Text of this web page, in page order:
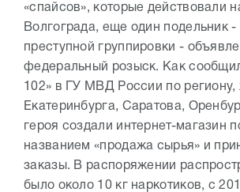
«спайсов», которые действовали
Волгограда, еще один подельник -
преступной группировки -
федеральный розыск. Как
102» в ГУ МВД России по региону,
Екатеринбурга, Саратова,
героя создали интернет-магазин
названием «продажа сырья» и
заказы. В распоряжении
было около 10 кг наркотиков, с